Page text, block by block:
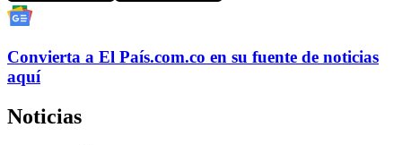
Convierta a El País.com.co en su fuente de noticias
aquí
Noticias